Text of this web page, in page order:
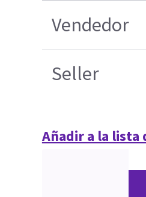
Vendedor
Seller
Añadir a la lista